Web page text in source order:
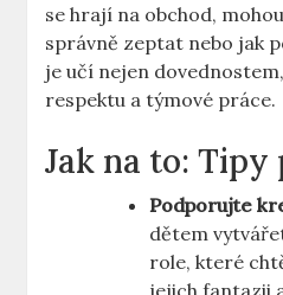
se hrají na obchod,
správně zeptat nebo jak
je učí nejen
respektu a týmové práce.
Jak na to:
Podporujte
dětem
role, které